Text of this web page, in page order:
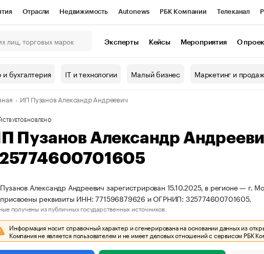
Отрасли Недвижимость Autonews РБК Компании Телеканал
Проверка контрагентов
валюты
Эксперты Кейсы Мероприятия О
бухгалтерия IT и технологии Малый бизнес Маркетинг и
ИП Пузанов Александр Андреевич
ОБНОВЛЕНО
Пузанов Александр
Александр Андреевич зарегистрирован 15.10.2025, в регионе — г.
реквизиты ИНН: 771596879626 и ОГРНИП: 325774600701605.
получены из публичных государственных источников.
Информация носит справочный характер и сгенерирована на основании данных из
Компания не является пользователем и не имеет деловых отношений с сервисом РБК